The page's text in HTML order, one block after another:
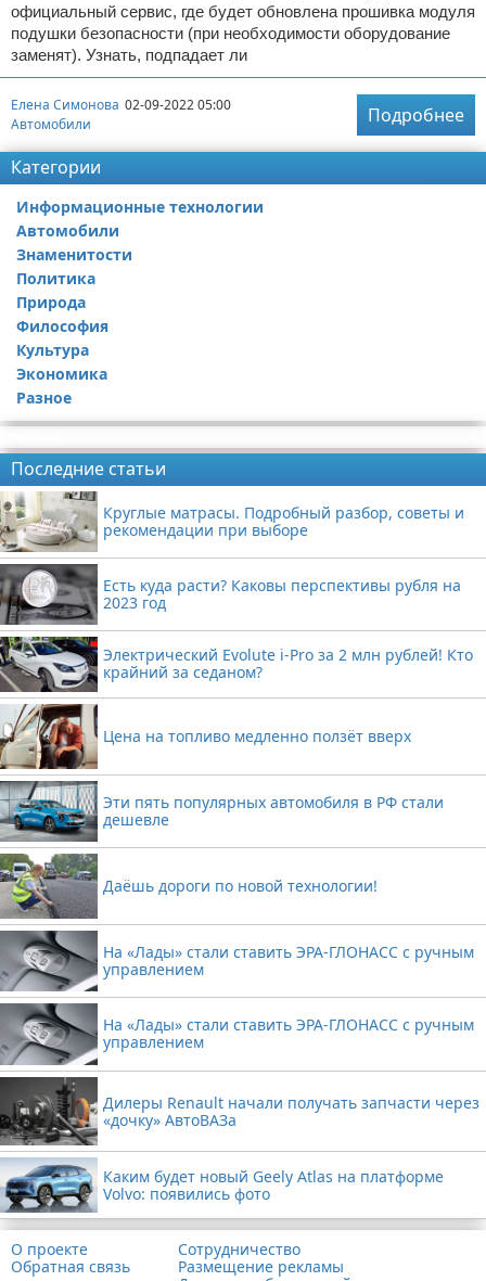
официальный сервис, где будет обновлена прошивка модуля
подушки безопасности (при необходимости оборудование
заменят). Узнать, подпадает ли
Елена Симонова 02-09-2022 05:00
Автомобили
Подробнее
Категории
Информационные технологии
Автомобили
Знаменитости
Политика
Природа
Философия
Культура
Экономика
Разное
Последние статьи
Круглые матрасы. Подробный разбор, советы и
рекомендации при выборе
Есть куда расти? Каковы перспективы рубля на
2023 год
Электрический Evolute i-Pro за 2 млн рублей! Кто
крайний за седаном?
Цена на топливо медленно ползёт вверх
Эти пять популярных автомобиля в РФ стали
дешевле
Даёшь дороги по новой технологии!
На «Лады» стали ставить ЭРА-ГЛОНАСС с ручным
управлением
На «Лады» стали ставить ЭРА-ГЛОНАСС с ручным
управлением
Дилеры Renault начали получать запчасти через
«дочку» АвтоВАЗа
Каким будет новый Geely Atlas на платформе
Volvo: появились фото
О проекте
Обратная связь
Сотрудничество
Размещение рекламы